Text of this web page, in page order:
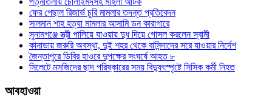
ফের পেছাল রিজার্ভ চুরি মামলার তদন্ত প্রতিবেদন
সালমান শাহ হত্যা মামলার আসামি ডন কারাগারে
সুনামগঞ্জে স্ত্রী পালিয়ে যাওয়ায় দুধ দিয়ে গোসল করলেন স্বামী
কানাডায় জরুরি অবস্থা, দুই শহর থেকে বাসিন্দাদের সরে যাওয়ার নির্দেশ
জৈন্তাপুরে ডিবির হাওরে দুপক্ষের সংঘর্ষে আহত ৮
সিলেটে মসজিদের ছাদ পরিষ্কারের সময় বিদ্যুৎস্পৃষ্টে সিসিক কর্মী নিহত
আবহাওয়া